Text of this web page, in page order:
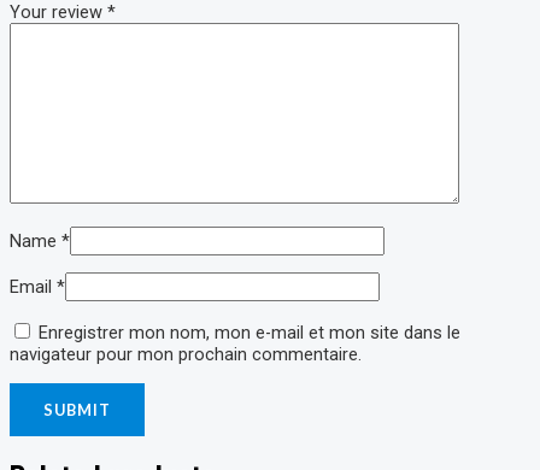
Your review *
Name *
Email *
Enregistrer mon nom, mon e-mail et mon site dans le
navigateur pour mon prochain commentaire.